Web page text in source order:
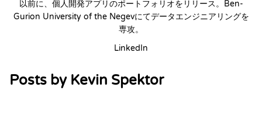
以前に、個人開発アプリのポートフォリオをリリース。Ben-
Gurion University of the Negevにてデータエンジニアリングを
専攻。
LinkedIn
Posts by Kevin Spektor